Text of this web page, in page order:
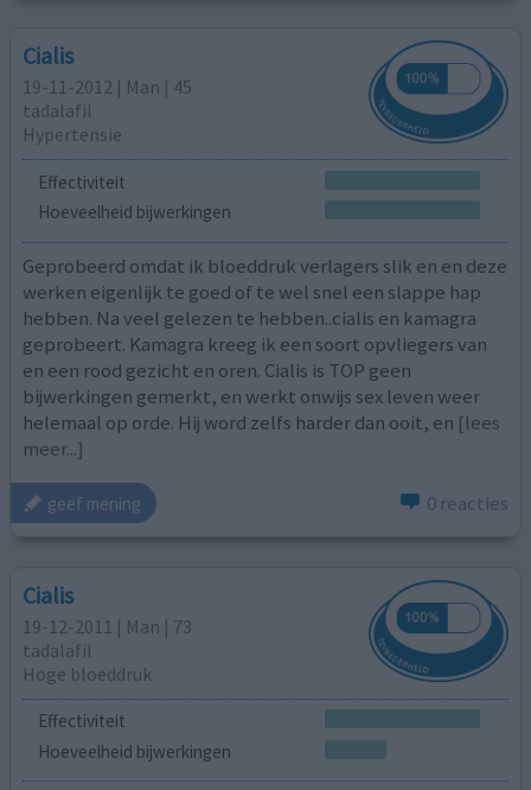
Cialis
19-11-2012 | Man | 45
tadalafil
Hypertensie
Effectiviteit
Hoeveelheid bijwerkingen
Geprobeerd omdat ik bloeddruk verlagers slik en en deze
werken eigenlijk te goed of te wel snel een slappe hap
hebben. Na veel gelezen te hebben..cialis en kamagra
geprobeert. Kamagra kreeg ik een soort opvliegers van
en een rood gezicht en oren. Cialis is TOP geen
bijwerkingen gemerkt, en werkt onwijs sex leven weer
helemaal op orde. Hij word zelfs harder dan ooit, en [lees
meer...]
geef mening 0 reacties
Cialis
19-12-2011 | Man | 73
tadalafil
Hoge bloeddruk
Effectiviteit
Hoeveelheid bijwerkingen